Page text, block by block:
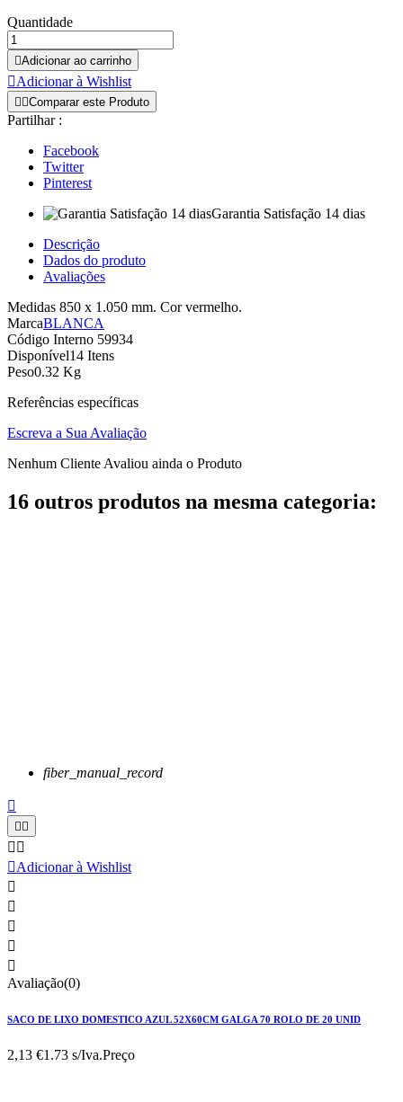
Quantidade
Adicionar ao carrinho
Adicionar à Wishlist
 Comparar este Produto
Partilhar :
Facebook
Twitter
Pinterest
Garantia Satisfação 14 dias
Descrição
Dados do produto
Avaliações
Medidas 850 x 1.050 mm. Cor vermelho.
MarcaBLANCA
Código Interno 59934
Disponível14 Itens
Peso0.32 Kg
Referências específicas
Escreva a Sua Avaliação
Nenhum Cliente Avaliou ainda o Produto
16 outros produtos na mesma categoria:
fiber_manual_record

 
 
Adicionar à Wishlist





Avaliação(0)
SACO DE LIXO DOMESTICO AZUL 52X60CM GALGA 70 ROLO DE 20 UNID
2,13 €1.73 s/Iva.Preço